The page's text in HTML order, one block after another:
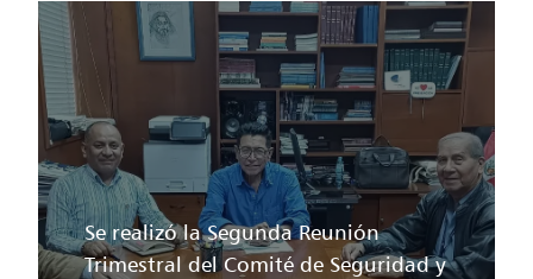
Se realizó la Segunda Reunión
Trimestral del Comité de Seguridad y